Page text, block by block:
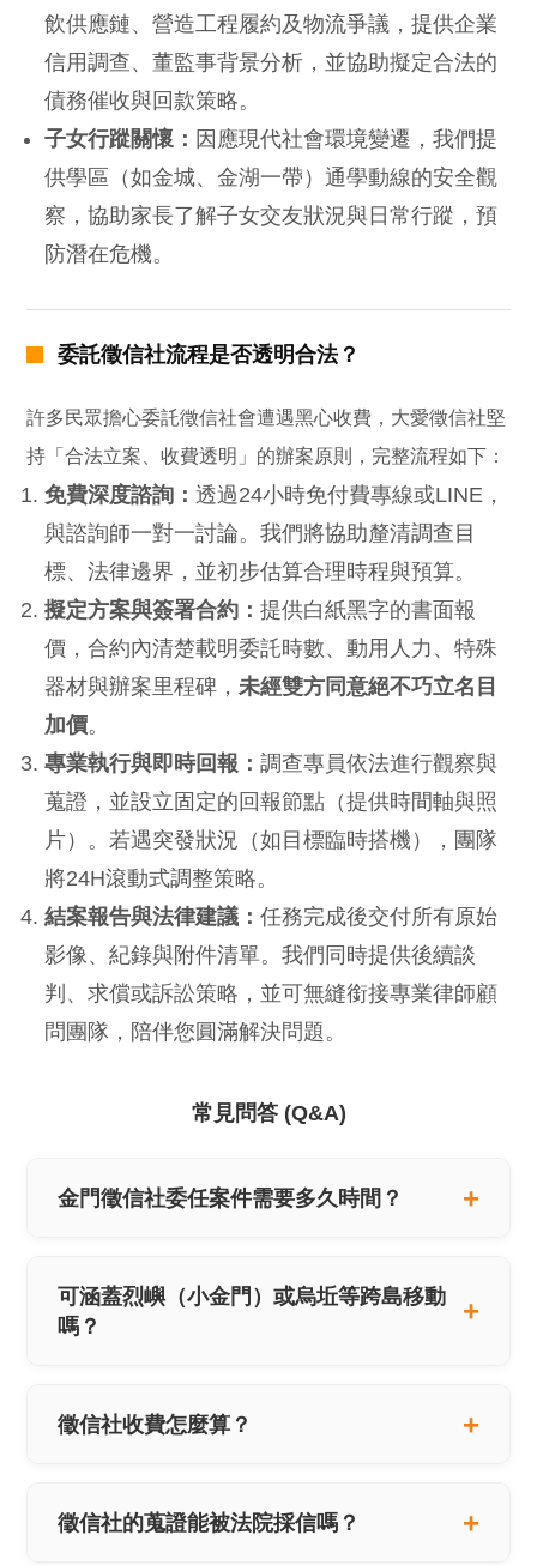
飲供應鏈、營造工程履約及物流爭議，提供企業
信用調查、董監事背景分析，並協助擬定合法的
債務催收與回款策略。
子女行蹤關懷： 因應現代社會環境變遷，我們提
供學區（如金城、金湖一帶）通學動線的安全觀
察，協助家長了解子女交友狀況與日常行蹤，預
防潛在危機。
委託徵信社流程是否透明合法？
許多民眾擔心委託徵信社會遭遇黑心收費，大愛徵信社堅
持「合法立案、收費透明」的辦案原則，完整流程如下：
免費深度諮詢：透過24小時免付費專線或LINE，
與諮詢師一對一討論。我們將協助釐清調查目
標、法律邊界，並初步估算合理時程與預算。
擬定方案與簽署合約：提供白紙黑字的書面報
價，合約內清楚載明委託時數、動用人力、特殊
器材與辦案里程碑，未經雙方同意絕不巧立名目
加價。
專業執行與即時回報：調查專員依法進行觀察與
蒐證，並設立固定的回報節點（提供時間軸與照
片）。若遇突發狀況（如目標臨時搭機），團隊
將24H滾動式調整策略。
結案報告與法律建議：任務完成後交付所有原始
影像、紀錄與附件清單。我們同時提供後續談
判、求償或訴訟策略，並可無縫銜接專業律師顧
問團隊，陪伴您圓滿解決問題。
常見問答 (Q&A)
金門徵信社委任案件需要多久時間？
可涵蓋烈嶼（小金門）或烏坵等跨島移動
嗎？
徵信社收費怎麼算？
徵信社的蒐證能被法院採信嗎？